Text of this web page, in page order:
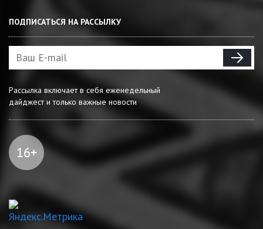
ПОДПИСАТЬСЯ НА РАССЫЛКУ
Рассылка включает в себя еженедельный
дайджест и только важные новости